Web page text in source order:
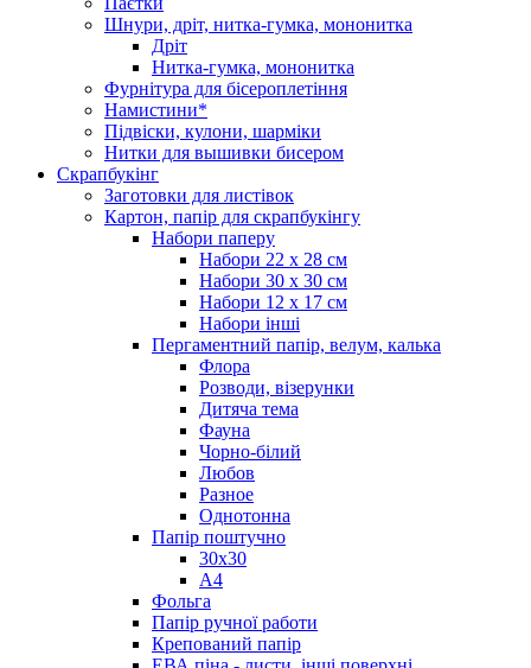
Шнури, дріт, нитка-гумка, мононитка
Дріт
Нитка-гумка, мононитка
Фурнітура для бісероплетіння
Намистини*
Підвіски, кулони, шарміки
Нитки для вышивки бисером
Скрапбукінг
Заготовки для листівок
Картон, папір для скрапбукінгу
Набори паперу
Набори 22 х 28 см
Набори 30 х 30 см
Набори 12 х 17 см
Набори інші
Пергаментний папір, велум, калька
Флора
Розводи, візерунки
Дитяча тема
Фауна
Чорно-білий
Любов
Разное
Однотонна
Папір поштучно
30х30
А4
Фольга
Папір ручної работи
Крепований папір